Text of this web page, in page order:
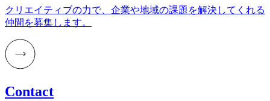
クリエイティブの力で、企業や地域の課題を解決してくれる
仲間を募集します。
Contact